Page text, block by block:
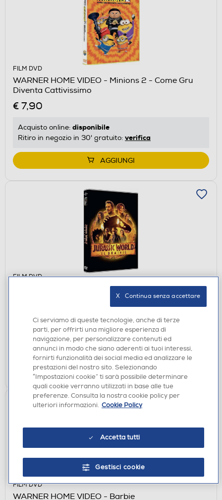
FILM DVD
WARNER HOME VIDEO - Minions 2 - Come Gru
Diventa Cattivissimo
€ 7,90
Acquisto online: disponibile
Ritiro in negozio in 30' gratuito: verifica
AGGIUNGI
FILM DVD
WARNER HOME VIDEO - Jurassic World: Il
Acquisto online: disponibile
Ritiro in negozio in 30' gratuito:verifica
AGGIUNGI
FILM DVD
WARNER HOME VIDEO - Barbie
Ci serviamo di queste tecnologie, anche di terze
parti, per offrirti una migliore esperienza di
navigazione, per personalizzare contenuti ed
annunci in modo che siano aderenti ai tuoi interessi,
fornirti funzionalità dei social media ed analizzare le
prestazioni del nostro sito. Selezionando
“Impostazioni cookie” ti sarà possibile determinare
quali cookie verranno utilizzati in base alle tue
preferenze. Consulta la nostra cookie policy per
ulteriori informazioni. Cookie Policy
Accetta tutti
Gestisci cookie
X   Continua senza accettare